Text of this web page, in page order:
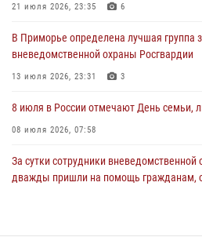
разрешительной работы Росгвардии
сдать оружие за вознаграждение
23 июля 2026, 22:45
21 июля 2026, 23:35 6
В Приморье определена лучшая группа
вневедомственной охраны Росгвардии
13 июля 2026, 23:31 3
8 июля в России отмечают День семьи,
08 июля 2026, 07:58
За сутки сотрудники
дважды пришли на помощь гражданам,